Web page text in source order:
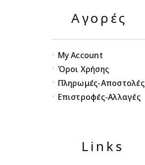
Αγορές
• My Account
• Όροι Χρήσης
• Πληρωμές-Αποστολές
• Επιστροφές-Αλλαγές
Links